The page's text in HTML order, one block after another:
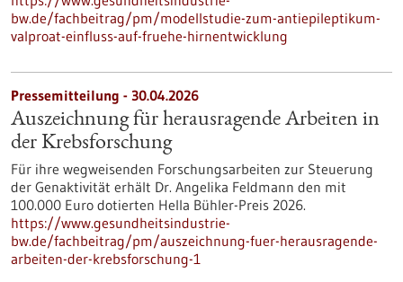
bw.de/fachbeitrag/pm/modellstudie-zum-antiepileptikum-
valproat-einfluss-auf-fruehe-hirnentwicklung
Pressemitteilung - 30.04.2026
Auszeichnung für herausragende Arbeiten in
der Krebsforschung
Für ihre wegweisenden Forschungsarbeiten zur Steuerung
der Genaktivität erhält Dr. Angelika Feldmann den mit
100.000 Euro dotierten Hella Bühler-Preis 2026.
https://www.gesundheitsindustrie-
bw.de/fachbeitrag/pm/auszeichnung-fuer-herausragende-
arbeiten-der-krebsforschung-1